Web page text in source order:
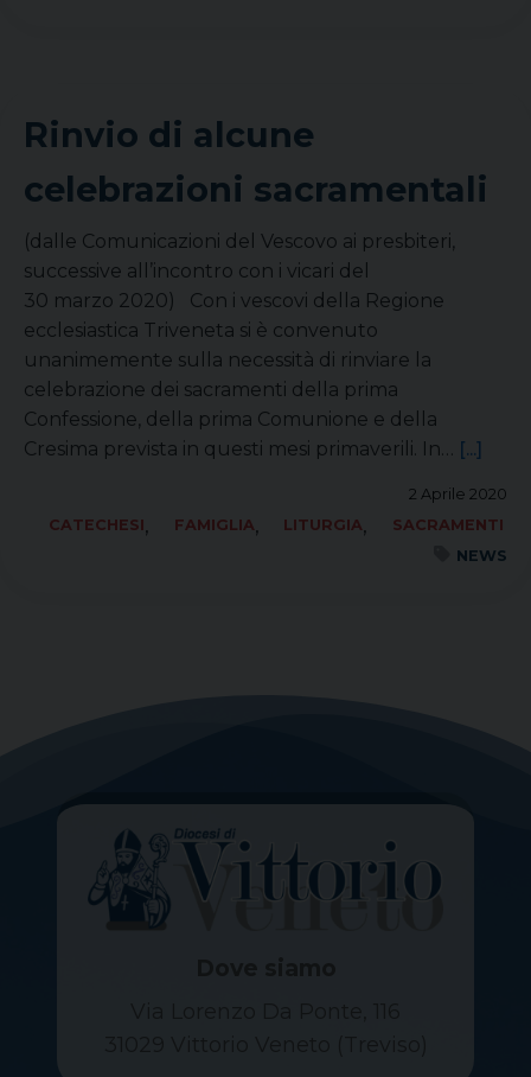
Rinvio di alcune
celebrazioni sacramentali
(dalle Comunicazioni del Vescovo ai presbiteri,
successive all’incontro con i vicari del
30 marzo 2020) Con i vescovi della Regione
ecclesiastica Triveneta si è convenuto
unanimemente sulla necessità di rinviare la
celebrazione dei sacramenti della prima
Confessione, della prima Comunione e della
Cresima prevista in questi mesi primaverili. In… [...]
2 Aprile 2020
CATECHESI, FAMIGLIA, LITURGIA,
SACRAMENTI
NEWS